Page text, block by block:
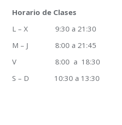
Horario de Clases
L – X 9:30 a 21:30
M – J 8:00 a 21:45
V 8:00 a 18:30
S – D 10:30 a 13:30